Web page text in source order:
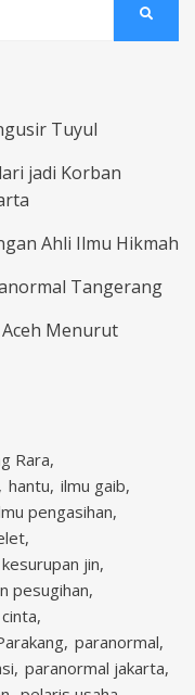
Tuyul
jadi Korban
Ahli Ilmu Hikmah
Tangerang
Menurut
Rara
hantu ilmu gaib
pengasihan
kesurupan jin
pesugihan
paranormal
paranormal jakarta